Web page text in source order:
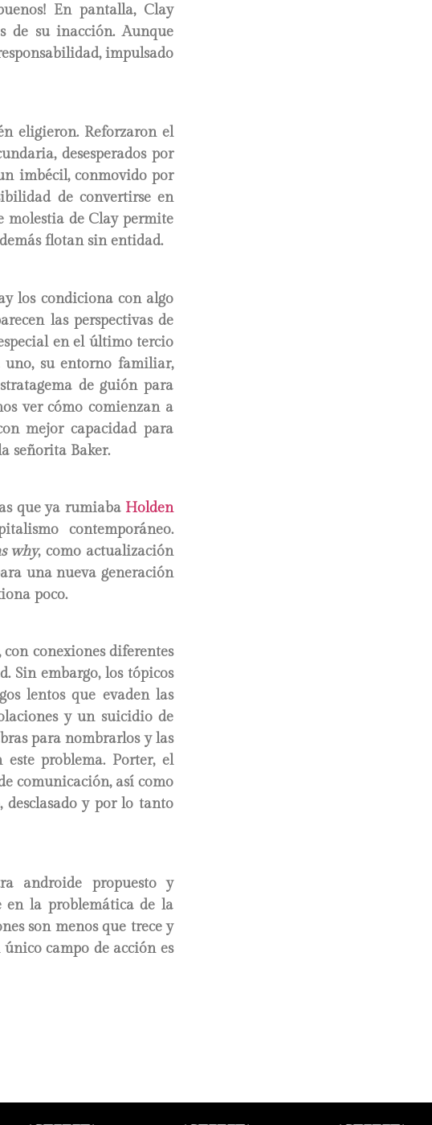
En pantalla, Clay
de su inacción. Aunque
impulsado
eligieron. Reforzaron el
desesperados por
imbécil, conmovido por
de convertirse en
molestia de Clay permite
flotan sin entidad.
los condiciona con algo
las perspectivas de
en el último tercio
uno, su entorno familiar,
de guión para
ver cómo comienzan a
mejor capacidad para
señorita Baker.
que ya rumiaba Holden
contemporáneo.
why, como actualización
una nueva generación
poco.
conexiones diferentes
Sin embargo, los tópicos
lentos que evaden las
y un suicidio de
para nombrarlos y las
este problema. Porter, el
comunicación, así como
desclasado y por lo tanto
androide propuesto y
en la problemática de la
son menos que trece y
campo de acción es